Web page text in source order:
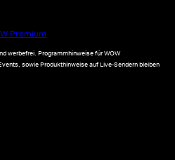
Premium
werbefrei. Programmhinweise für WOW
sowie Produkthinweise auf Live-Sendern bleiben